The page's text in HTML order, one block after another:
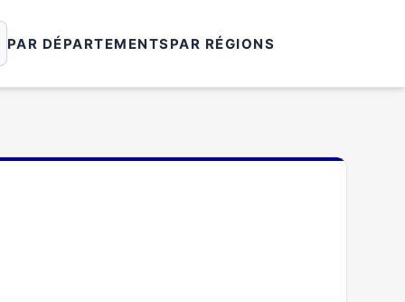
PAR DÉPARTEMENTSPAR RÉGIONS